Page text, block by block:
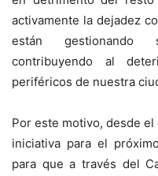
activamente la dejadez
están gestionando
contribuyendo al
periféricos de nuestra
Por este motivo, desde
iniciativa para el
para que a través del